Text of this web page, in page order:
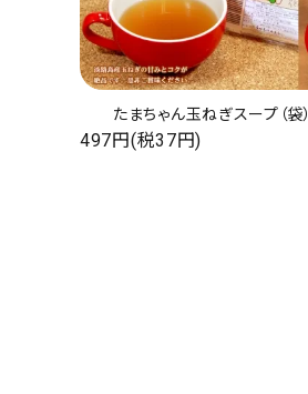
たまちゃん玉ねぎスープ（袋）
497円(税37円)